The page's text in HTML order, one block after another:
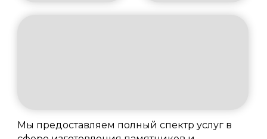
Мы предоставляем полный спектр услуг в